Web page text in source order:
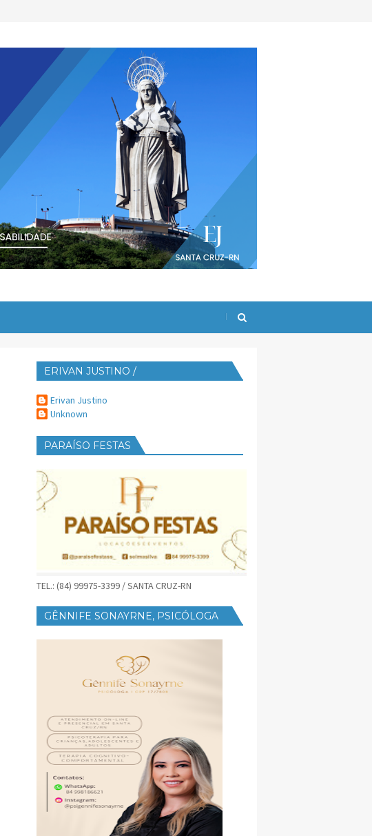
ERIVAN JUSTINO /
Erivan Justino
Unknown
PARAÍSO FESTAS
TEL.: (84) 99975-3399 / SANTA CRUZ-RN
GÊNNIFE SONAYRNE, PSICÓLOGA